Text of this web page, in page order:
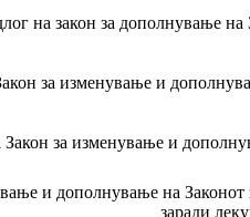
на закон за дополнување на
за изменување и
за изменување и
и дополнување на
заради